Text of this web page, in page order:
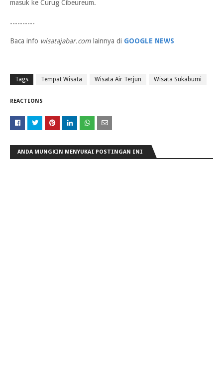
masuk ke Curug Cibeureum.
----------
Baca info wisatajabar.com lainnya di GOOGLE NEWS
Tags Tempat Wisata Wisata Air Terjun Wisata Sukabumi
REACTIONS
ANDA MUNGKIN MENYUKAI POSTINGAN INI